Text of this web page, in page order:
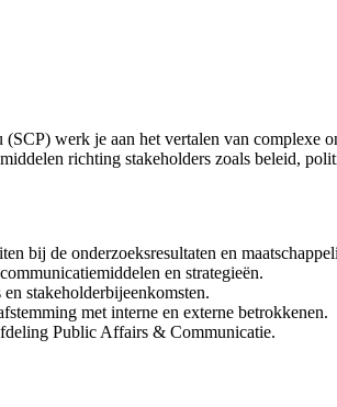
werk je aan het vertalen van complexe
richting stakeholders zoals beleid,
bij de onderzoeksresultaten en
en strategieën.
stakeholderbijeenkomsten.
met interne en externe betrokkenen.
Public Affairs & Communicatie.